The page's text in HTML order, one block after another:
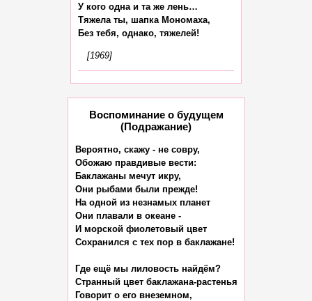
У кого одна и та же лень…
Тяжела ты, шапка Мономаха,
[1969]
Воспоминание о будущем
(Подражание)
Вероятно, скажу - не совру,
Обожаю правдивые вести:
Баклажаны мечут икру,
Они рыбами были прежде!
На одной из незнамых планет
Они плавали в океане -
И морской фиолетовый цвет
Сохранился с тех пор в баклажане!
Где ещё мы лиловость найдём?
Странный цвет баклажана-растенья
Говорит о его внеземном,